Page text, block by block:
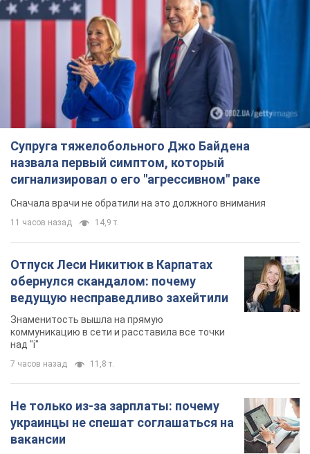
Супруга тяжелобольного Джо Байдена
назвала первый симптом, который
сигнализировал о его "агрессивном" раке
Сначала врачи не обратили на это должного внимания
11 часов назад 14,9 т.
Отпуск Леси Никитюк в Карпатах
обернулся скандалом: почему
ведущую несправедливо захейтили
Знаменитость вышла на прямую
коммуникацию в сети и расставила все точки
над "i"
7 часов назад 11,8 т.
Не только из-за зарплаты: почему
украинцы не спешат соглашаться на
вакансии